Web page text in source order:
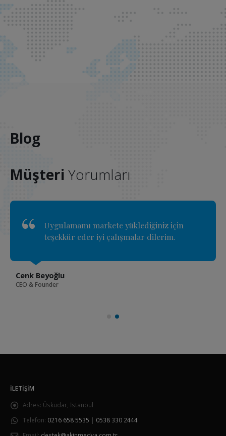
Blog
Müşteri Yorumları
Uygulamamı markete yüklediğiniz için
teşekkür eder iyi çalışmalar dilerim.
Cenk Beyoğlu
CEO & Founder
İLETIŞIM
Adres: Üsküdar, İstanbul
Telefon: 0216 658 5535 | 0538 330 2444